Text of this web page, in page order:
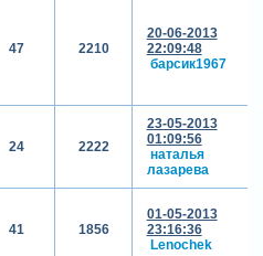
47 2210
20-06-2013
22:09:48
барсик1967
24 2222
23-05-2013
01:09:56
наталья
лазарева
41 1856
01-05-2013
23:16:36
Lenochek